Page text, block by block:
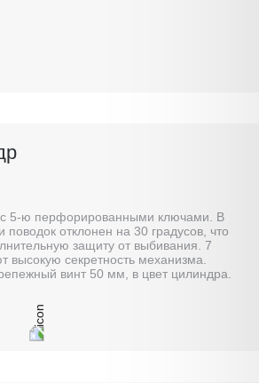
5-ю перфорированными ключами. В
поводок отклонен на 30 градусов, что
защиту от выбивания. 7
высокую секретность механизма.
винт 50 мм, в цвет цилиндра.